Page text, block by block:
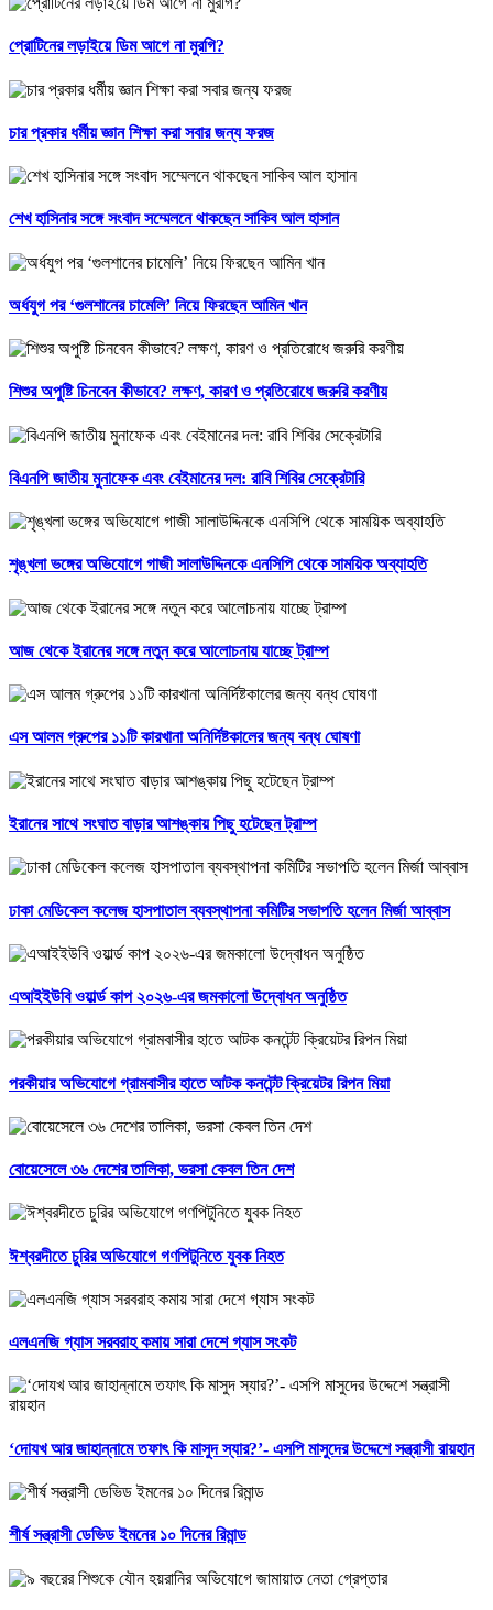
প্রোটিনের লড়াইয়ে ডিম আগে না মুরগি?
চার প্রকার ধর্মীয় জ্ঞান শিক্ষা করা সবার জন্য ফরজ
শেখ হাসিনার সঙ্গে সংবাদ সম্মেলনে থাকছেন সাকিব আল হাসান
অর্ধযুগ পর ‘গুলশানের চামেলি’ নিয়ে ফিরছেন আমিন খান
শিশুর অপুষ্টি চিনবেন কীভাবে? লক্ষণ, কারণ ও প্রতিরোধে জরুরি করণীয়
বিএনপি জাতীয় মুনাফেক এবং বেইমানের দল: রাবি শিবির সেক্রেটারি
শৃঙ্খলা ভঙ্গের অভিযোগে গাজী সালাউদ্দিনকে এনসিপি থেকে সাময়িক অব্যাহতি
আজ থেকে ইরানের সঙ্গে নতুন করে আলোচনায় যাচ্ছে ট্রাম্প
এস আলম গ্রুপের ১১টি কারখানা অনির্দিষ্টকালের জন্য বন্ধ ঘোষণা
ইরানের সাথে সংঘাত বাড়ার আশঙ্কায় পিছু হটেছেন ট্রাম্প
ঢাকা মেডিকেল কলেজ হাসপাতাল ব্যবস্থাপনা কমিটির সভাপতি হলেন মির্জা আব্বাস
এআইইউবি ওয়ার্ল্ড কাপ ২০২৬-এর জমকালো উদ্বোধন অনুষ্ঠিত
পরকীয়ার অভিযোগে গ্রামবাসীর হাতে আটক কনটেন্ট ক্রিয়েটর রিপন মিয়া
বোয়েসেলে ৩৬ দেশের তালিকা, ভরসা কেবল তিন দেশ
ঈশ্বরদীতে চুরির অভিযোগে গণপিটুনিতে যুবক নিহত
এলএনজি গ্যাস সরবরাহ কমায় সারা দেশে গ্যাস সংকট
‘দোযখ আর জাহান্নামে তফাৎ কি মাসুদ স্যার?’- এসপি মাসুদের উদ্দেশে সন্ত্রাসী রায়হান
শীর্ষ সন্ত্রাসী ডেভিড ইমনের ১০ দিনের রিমান্ড